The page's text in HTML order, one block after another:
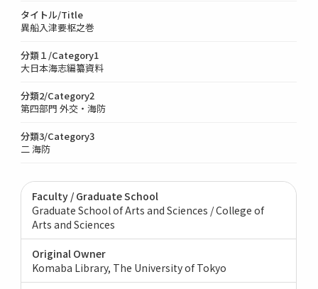
タイトル/Title
異船入津要枢之巻
分類１/Category1
大日本海志編纂資料
分類2/Category2
第四部門 外交・海防
分類3/Category3
二 海防
Faculty / Graduate School
Graduate School of Arts and Sciences / College of
Arts and Sciences
Original Owner
Komaba Library, The University of Tokyo